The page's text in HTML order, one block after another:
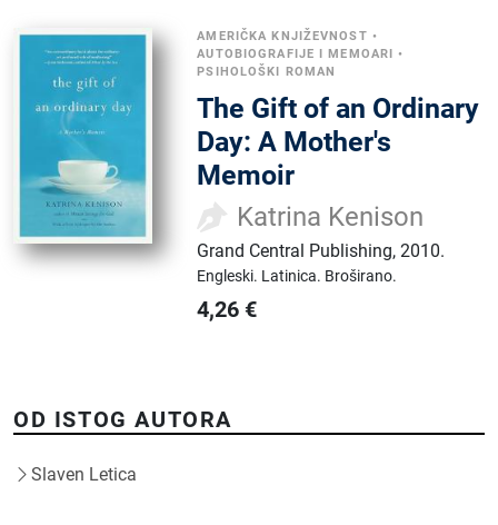
AMERIČKA KNJIŽEVNOST •
AUTOBIOGRAFIJE I MEMOARI
•
PSIHOLOŠKI ROMAN
The Gift of an Ordinary
Day: A Mother's
Memoir
Katrina Kenison
Grand Central Publishing,2010.
Engleski. Latinica. Broširano.
4,26 €
OD ISTOG AUTORA
Slaven Letica